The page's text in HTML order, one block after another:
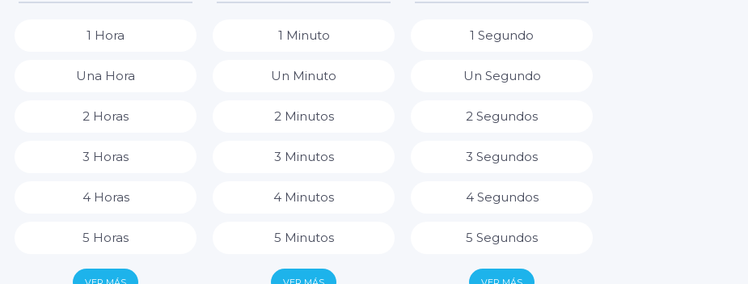
1 Hora
Una Hora
2 Horas
3 Horas
4 Horas
5 Horas
6 Horas
1 Minuto
Un Minuto
2 Minutos
3 Minutos
4 Minutos
5 Minutos
6 Minutos
1 Segundo
Un Segundo
2 Segundos
3 Segundos
4 Segundos
5 Segundos
6 Segundos